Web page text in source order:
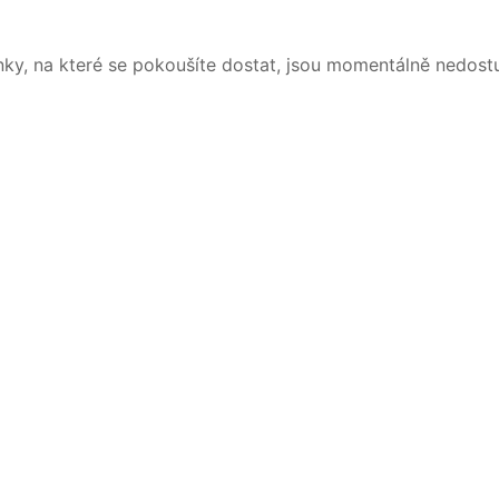
na které se pokoušíte dostat, jsou momentálně